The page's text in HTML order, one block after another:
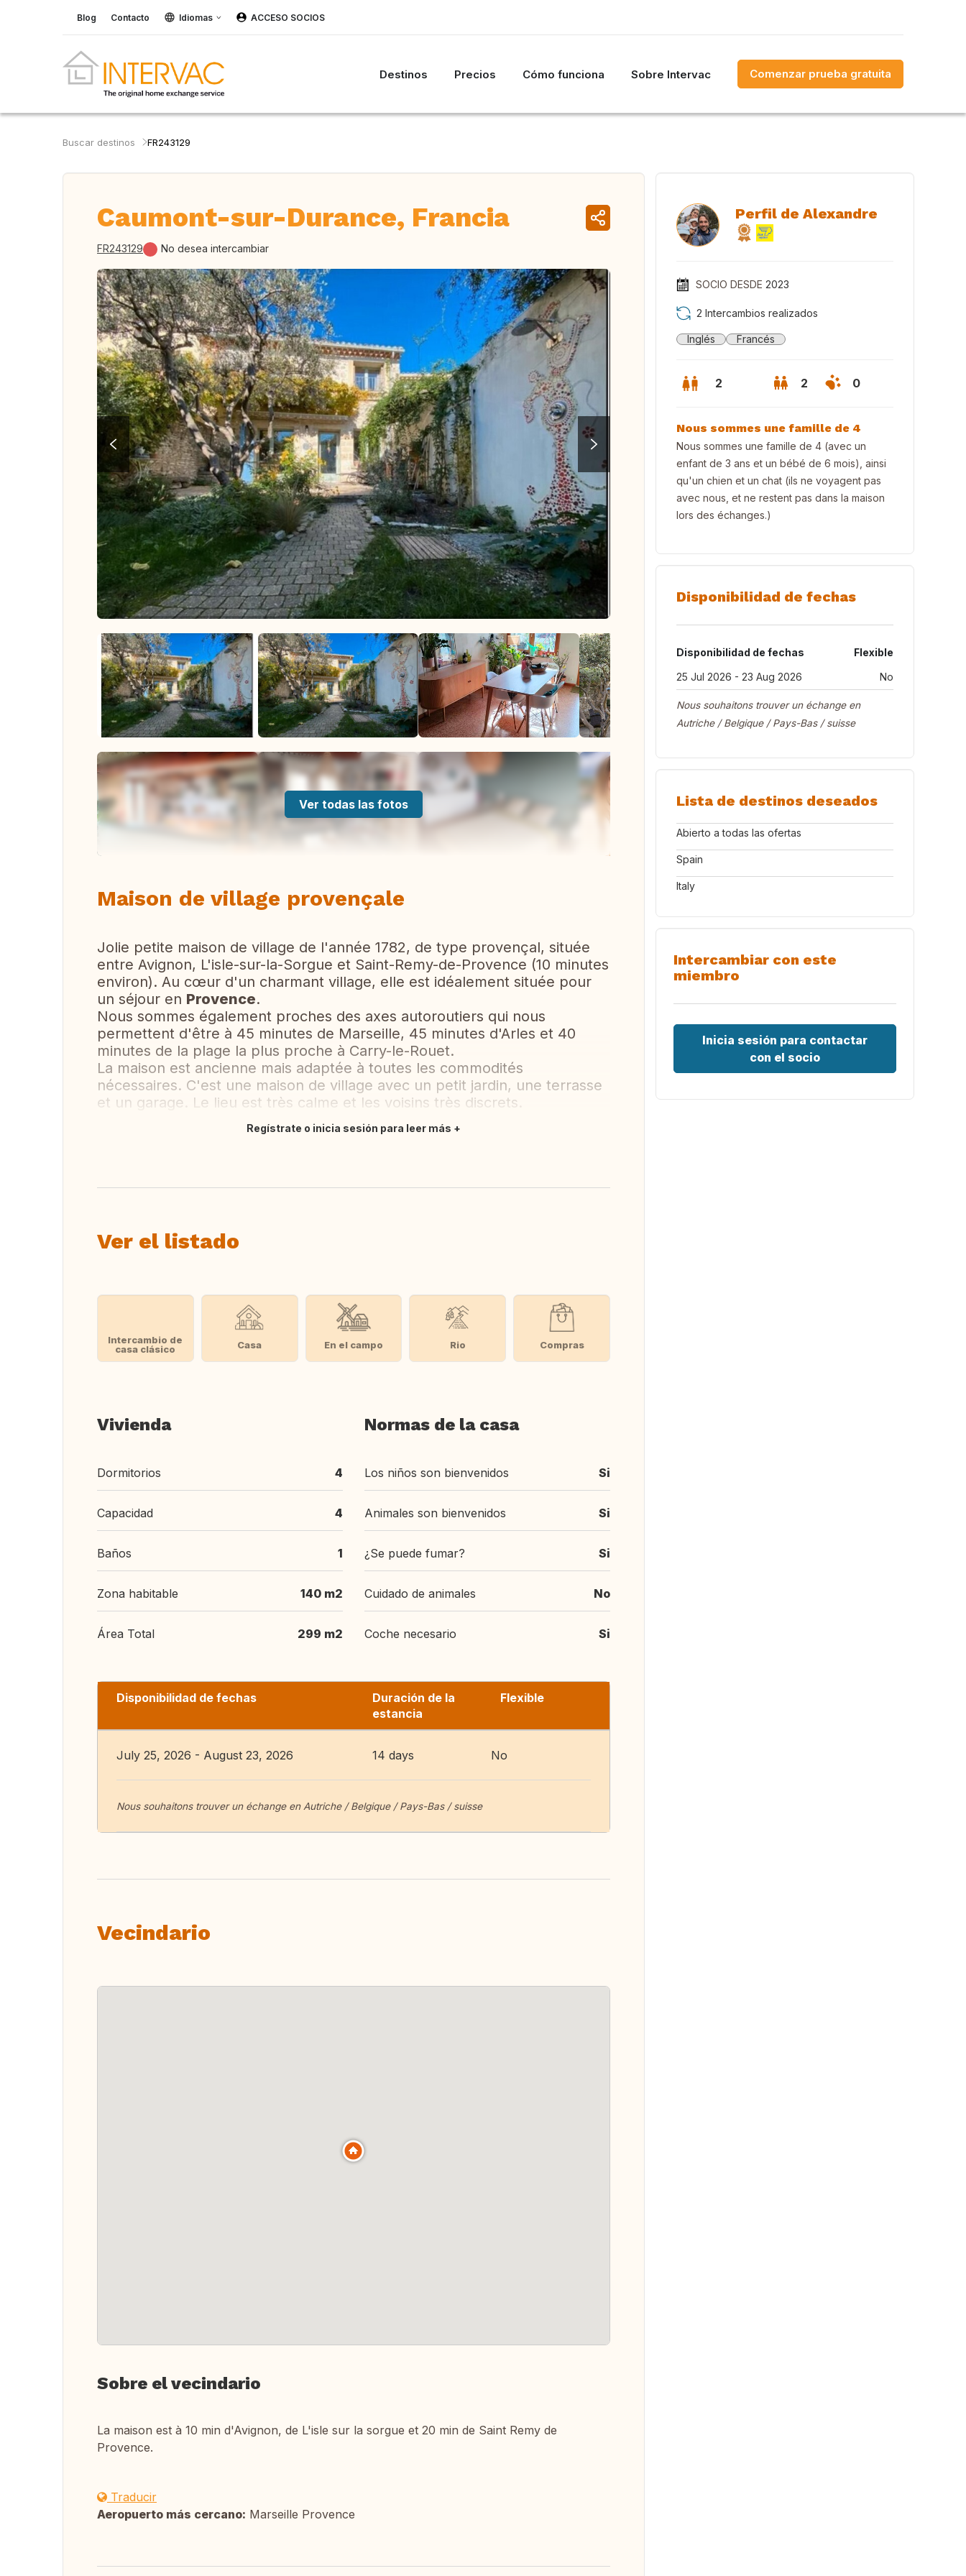
Blog Contacto Idiomas ACCESO SOCIOS
Destinos Precios Cómo funciona Sobre Intervac Comenzar prueba gratuita
Buscar destinos FR243129
Caumont-sur-Durance, Francia
FR243129 No desea intercambiar
Ver todas las fotos
Maison de village provençale
Jolie petite maison de village de l'année 1782, de type provençal, située
entre Avignon, L'isle-sur-la-Sorgue et Saint-Remy-de-Provence (10 minutes
environ). Au cœur d'un charmant village, elle est idéalement située pour
un séjour en Provence.
Nous sommes également proches des axes autoroutiers qui nous
permettent d'être à 45 minutes de Marseille, 45 minutes d'Arles et 40
minutes de la plage la plus proche à Carry-le-Rouet.
La maison est ancienne mais adaptée à toutes les commodités
nécessaires. C'est une maison de village avec un petit jardin, une terrasse
et un garage. Le lieu est très calme et les voisins très discrets.
Regístrate o inicia sesión para leer más
Ver el listado
Intercambio de
casa clásico
Casa En el campo Rio Compras
Vivienda
Dormitorios 4
Capacidad 4
Baños 1
Zona habitable 140 m2
Área Total 299 m2
Normas de la casa
Los niños son bienvenidos Si
Animales son bienvenidos Si
¿Se puede fumar? Si
Cuidado de animales No
Coche necesario Si
Disponibilidad de fechas
Duración de la
estancia
Flexible
July 25, 2026 - August 23, 2026 14 days No
Nous souhaitons trouver un échange en Autriche / Belgique / Pays-Bas / suisse
Vecindario
Sobre el vecindario
La maison est à 10 min d'Avignon, de L'isle sur la sorgue et 20 min de Saint Remy de
Provence.
Traducir
Aeropuerto más cercano: Marseille Provence
Perfil de Alexandre
SOCIO DESDE 2023
2 Intercambios realizados
Inglés Francés
2 2 0
Nous sommes une famille de 4
Nous sommes une famille de 4 (avec un
enfant de 3 ans et un bébé de 6 mois), ainsi
qu'un chien et un chat (ils ne voyagent pas
avec nous, et ne restent pas dans la maison
lors des échanges.)
Disponibilidad de fechas
Disponibilidad de fechas
Flexible
25 Jul 2026 - 23 Aug 2026
No
Nous souhaitons trouver un échange en
Autriche / Belgique / Pays-Bas / suisse
Lista de destinos deseados
Abierto a todas las ofertas
Spain
Italy
Intercambiar con este
miembro
Inicia sesión para contactar
con el socio